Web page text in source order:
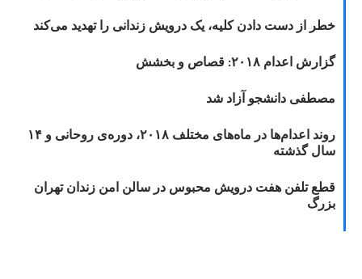
خطر از دست دادن کلیه، یک درویش زندانی را تهدید می‌کند
گزارش اعدام ۲۰۱۸: قصاص و بخشش
مصطفی دانشجو آزاد شد
روند اعدام‌ها در ماه‌های مختلف ۲۰۱۸، دوره‌ی روحانی و ۱۴
سال گذشته
قطع تلفن هفت درویش محبوس در سالن امن زندان تهران
بزرگ